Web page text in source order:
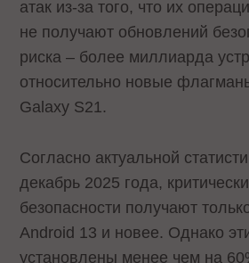
атак из-за того, что их
не получают обновлений
риска – более миллиарда
относительно новые
Galaxy S21.
Согласно актуальной
декабрь 2025 года,
безопасности получают
Android 13 и новее. Однако
установлены менее чем на